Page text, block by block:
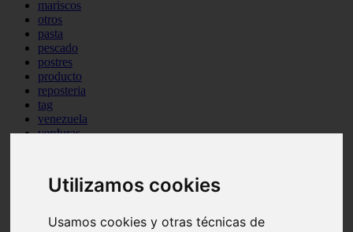
Utilizamos cookies
Usamos cookies y otras técnicas de
mariscos
otros
pasta
pescado
postres
producto
reposteria
tag
venezuela
verduras
Teruel - sarrión
Cádiz - algodonales
Madrid - madrid